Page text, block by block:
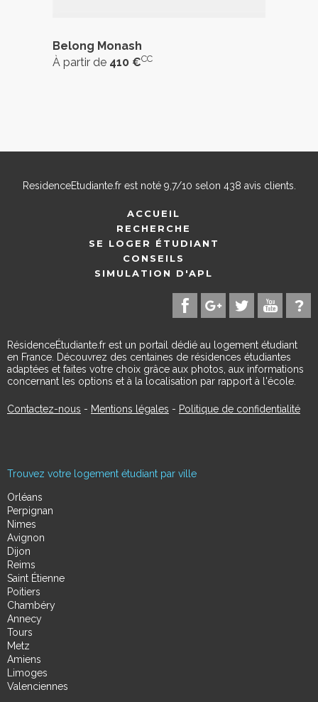
Belong Monash
À partir de 410 €CC
ResidenceEtudiante.frest noté 9,7/10 selon 438 avis clients.
ACCUEIL
RECHERCHE
SE LOGER ÉTUDIANT
CONSEILS
SIMULATION D'APL
RésidenceÉtudiante.fr est un portail dédié au logement étudiant
en France. Découvrez des centaines de résidences étudiantes
adaptées et faites votre choix grâce aux photos, aux informations
concernant les options et à la localisation par rapport à l'école.
Contactez-nous - Mentions légales - Politique de confidentialité
Trouvez votre logement étudiant par ville
Orléans
Perpignan
Nimes
Avignon
Dijon
Reims
Saint Étienne
Poitiers
Chambéry
Annecy
Tours
Metz
Amiens
Limoges
Valenciennes